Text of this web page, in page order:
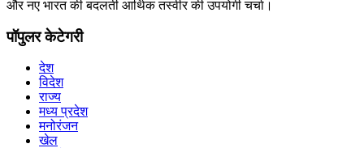
और नए भारत की बदलती आर्थिक तस्वीर की उपयोगी चर्चा।
पॉपुलर केटेगरी
देश
विदेश
राज्य
मध्य प्रदेश
मनोरंजन
खेल